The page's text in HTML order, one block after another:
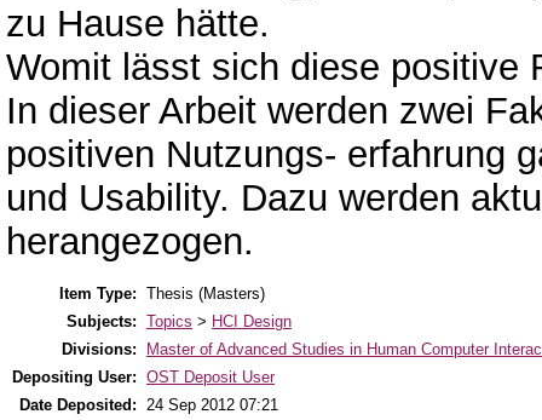
zu Hause hätte.
Womit lässt sich diese positive
In dieser Arbeit werden zwei
positiven Nutzungs- erfahrung
und Usability. Dazu werden
herangezogen.
Item Type: Thesis (Masters)
Subjects: Topics > HCI Design
Divisions:
Master of Advanced Studies in Human Computer
Depositing User: OST Deposit User
Date Deposited: 24 Sep 2012 07:21